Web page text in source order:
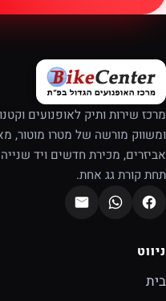
מרכז שירות ותיק לאופנועים
אביזרים, מכירת חדשים ויד
תחת קורת גג אחת.
ניווט
בית